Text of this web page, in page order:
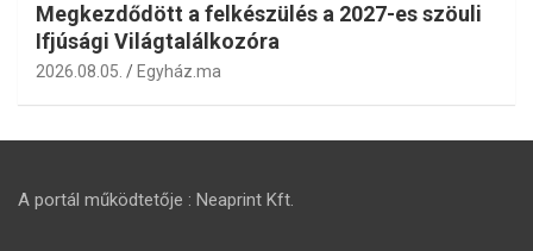
Megkezdődött a felkészülés a 2027-es szöuli
Ifjúsági Világtalálkozóra
2026.08.05. Egyház.ma
A portál működtetője : Neaprint Kft.